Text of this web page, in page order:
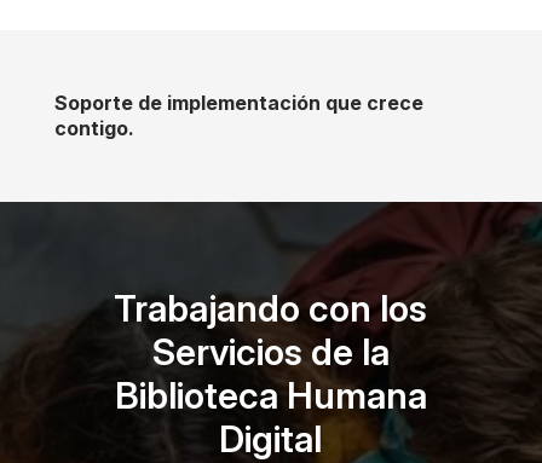
Soporte de implementación que crece
contigo.
Trabajando con los
Servicios de la
Biblioteca Humana
Digital